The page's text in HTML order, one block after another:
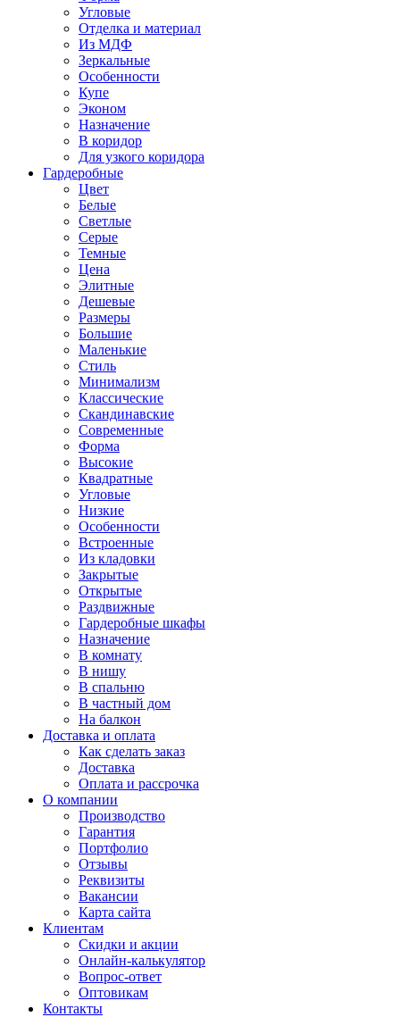
Угловые
Отделка и материал
Из МДФ
Зеркальные
Особенности
Купе
Эконом
Назначение
В коридор
Для узкого коридора
Гардеробные
Цвет
Белые
Светлые
Серые
Темные
Цена
Элитные
Дешевые
Размеры
Большие
Маленькие
Стиль
Минимализм
Классические
Скандинавские
Современные
Форма
Высокие
Квадратные
Угловые
Низкие
Особенности
Встроенные
Из кладовки
Закрытые
Открытые
Раздвижные
Гардеробные шкафы
Назначение
В комнату
В нишу
В спальню
В частный дом
На балкон
Доставка и оплата
Как сделать заказ
Доставка
Оплата и рассрочка
О компании
Производство
Гарантия
Портфолио
Отзывы
Реквизиты
Вакансии
Карта сайта
Клиентам
Скидки и акции
Онлайн-калькулятор
Вопрос-ответ
Оптовикам
Контакты